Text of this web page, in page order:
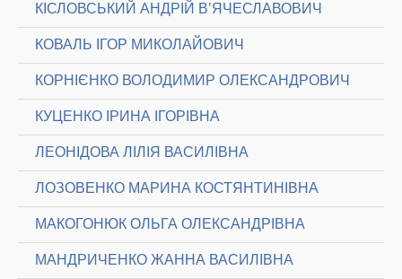
КІСЛОВСЬКИЙ АНДРІЙ В’ЯЧЕСЛАВОВИЧ
КОВАЛЬ ІГОР МИКОЛАЙОВИЧ
КОРНІЄНКО ВОЛОДИМИР ОЛЕКСАНДРОВИЧ
КУЦЕНКО ІРИНА ІГОРІВНА
ЛЕОНІДОВА ЛІЛІЯ ВАСИЛІВНА
ЛОЗОВЕНКО МАРИНА КОСТЯНТИНІВНА
МАКОГОНЮК ОЛЬГА ОЛЕКСАНДРІВНА
МАНДРИЧЕНКО ЖАННА ВАСИЛІВНА